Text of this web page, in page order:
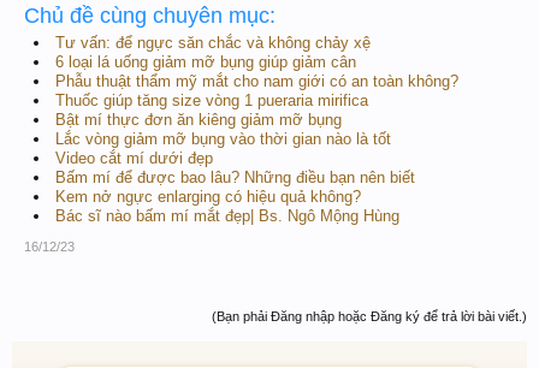
Chủ đề cùng chuyên mục:
Tư vấn: để ngực săn chắc và không chảy xệ
6 loại lá uống giảm mỡ bụng giúp giảm cân
Phẫu thuật thẩm mỹ mắt cho nam giới có an toàn không?
Thuốc giúp tăng size vòng 1 pueraria mirifica
Bật mí thực đơn ăn kiêng giảm mỡ bụng
Lắc vòng giảm mỡ bụng vào thời gian nào là tốt
Video cắt mí dưới đẹp
Bấm mí để được bao lâu? Những điều bạn nên biết
Kem nở ngực enlarging có hiệu quả không?
Bác sĩ nào bấm mí mắt đẹp| Bs. Ngô Mộng Hùng
16/12/23
(Bạn phải Đăng nhập hoặc Đăng ký để trả lời bài viết.)